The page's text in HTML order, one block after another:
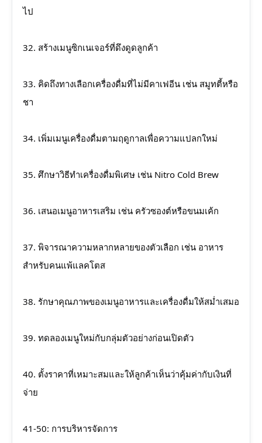
ไป
32. สร้างเมนูซิกเนเจอร์ที่ดึงดูดลูกค้า
33. คิดถึงทางเลือกเครื่องดื่มที่ไม่มีคาเฟอีน เช่น สมูทตี้หรือ
ชา
34. เพิ่มเมนูเครื่องดื่มตามฤดูกาลเพื่อความแปลกใหม่
35. ศึกษาวิธีทำเครื่องดื่มพิเศษ เช่น Nitro Cold Brew
36. เสนอเมนูอาหารเสริม เช่น ครัวซองต์หรือขนมเค้ก
37. พิจารณาความหลากหลายของตัวเลือก เช่น อาหาร
สำหรับคนแพ้แลคโตส
38. รักษาคุณภาพของเมนูอาหารและเครื่องดื่มให้สม่ำเสมอ
39. ทดลองเมนูใหม่กับกลุ่มตัวอย่างก่อนเปิดตัว
40. ตั้งราคาที่เหมาะสมและให้ลูกค้าเห็นว่าคุ้มค่ากับเงินที่
จ่าย
41-50: การบริหารจัดการ